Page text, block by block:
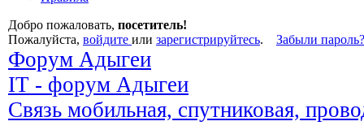
Добро пожаловать, посетитель!
Пожалуйста, войдите или зарегистрируйтесь. Забыли пароль?
Форум Адыгеи
IT - форум Адыгеи
Связь мобильная, спутниковая,